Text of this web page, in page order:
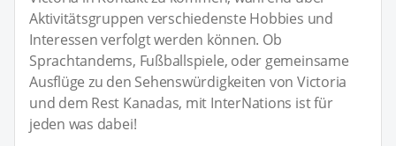
Aktivitätsgruppen verschiedenste Hobbies und
Interessen verfolgt werden können. Ob
Sprachtandems, Fußballspiele, oder gemeinsame
Ausflüge zu den Sehenswürdigkeiten von Victoria
und dem Rest Kanadas, mit InterNations ist für
jeden was dabei!